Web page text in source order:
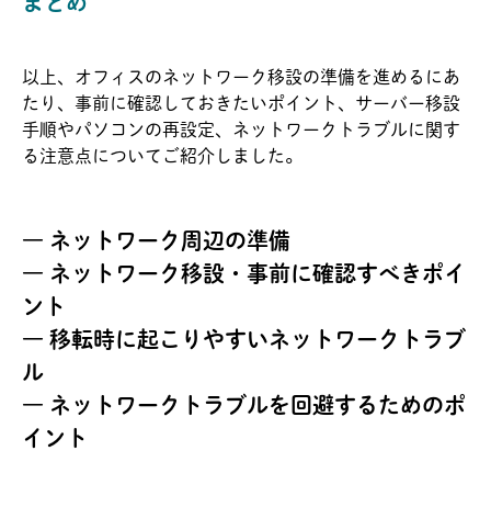
以上、オフィスのネットワーク移設の準備を進めるにあ
たり、事前に確認しておきたいポイント、サーバー移設
手順やパソコンの再設定、ネットワークトラブルに関す
る注意点についてご紹介しました。
― ネットワーク周辺の準備
― ネットワーク移設・事前に確認すべきポイ
ント
― 移転時に起こりやすいネットワークトラブ
ル
― ネットワークトラブルを回避するためのポ
イント